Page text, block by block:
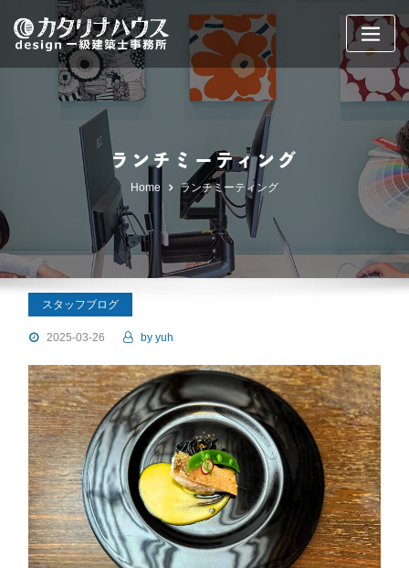
content
ランチミーティング
Home ランチミーティング
スタッフブログ
2025-03-26 by yuh